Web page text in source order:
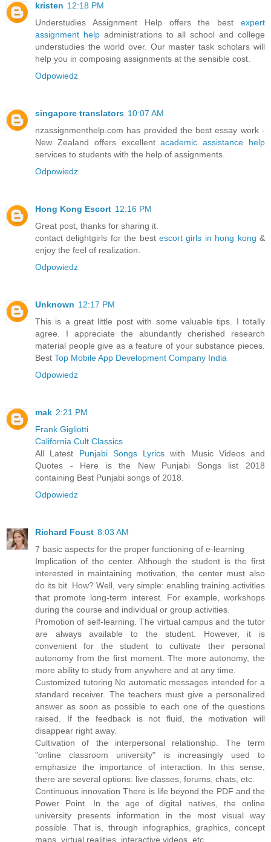
kristen 12:18 PM
Understudies Assignment Help offers the best expert
assignment helpadministrations to all school and college
understudies the world over. Our master task scholars will
help you in composing assignments at the sensible cost.
Odpowiedz
singapore translators 10:07 AM
nzassignmenthelp.com has provided the best essay work -
New Zealand offers excellentacademic assistance help
services to students with the help of assignments.
Odpowiedz
Hong Kong Escort 12:16 PM
Great post, thanks for sharing it.
contact delightgirls for the best escort girls in hong kong &
enjoy the feel of realization.
Odpowiedz
Unknown 12:17 PM
This is a great little post with some valuable tips. I totally
agree. I appreciate the abundantly cherished research
material people give as a feature of your substance pieces.
Best Top Mobile App Development Company India
Odpowiedz
mak 2:21 PM
Frank Gigliotti
California Cult Classics
All Latest Punjabi Songs Lyrics with Music Videos and
Quotes - Here is the New Punjabi Songs list 2018
containing Best Punjabi songs of 2018.
Odpowiedz
Richard Foust 8:03 AM
7 basic aspects for the proper functioning of e-learning
Implication of the center. Although the student is the first
interested in maintaining motivation, the center must also
do its bit. How? Well, very simple: enabling training activities
that promote long-term interest. For example, workshops
during the course and individual or group activities.
Promotion of self-learning. The virtual campus and the tutor
are always available to the student. However, it is
convenient for the student to cultivate their personal
autonomy from the first moment. The more autonomy, the
more ability to study from anywhere and at any time.
Customized tutoring No automatic messages intended for a
standard receiver. The teachers must give a personalized
answer as soon as possible to each one of the questions
raised. If the feedback is not fluid, the motivation will
disappear right away.
Cultivation of the interpersonal relationship. The term
"online classroom university" is increasingly used to
emphasize the importance of interaction. In this sense,
there are several options: live classes, forums, chats, etc.
Continuous innovation There is life beyond the PDF and the
Power Point. In the age of digital natives, the online
university presents information in the most visual way
possible. That is, through infographics, graphics, concept
maps, virtual realities, interactive videos, etc.